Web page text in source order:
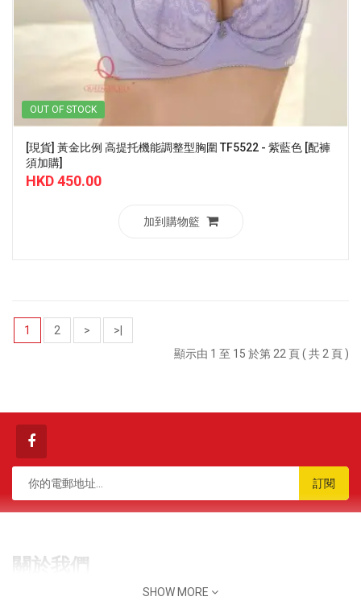
OUT OF STOCK
[現貨] 黃金比例 高提托機能調整型胸圍 TF5522 - 紫藍色 [配褲
須加購]
HKD 450.00
加到購物籃
1 2 >
>|
顯示由 1 至 15 於第 22 頁 ( 共 2 頁 )
訂閱
關於我們
香港 九龍 觀塘 榮業街 6號 海濱工業大廈 7樓 B2A室
SHOW MORE